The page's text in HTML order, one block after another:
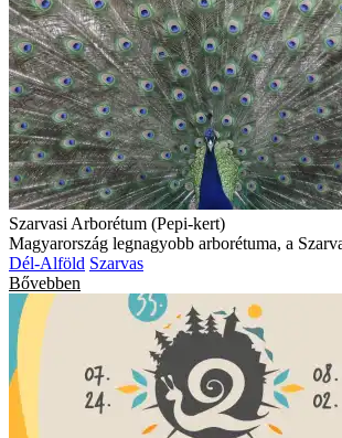
Szarvasi Arborétum (Pepi-kert)
Magyarország legnagyobb arborétuma, a
Dél-Alföld Szarvas
Bővebben